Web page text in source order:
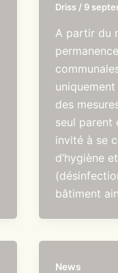
Driss / 9
A partir du
des
seul parent
invité à se
d’hygiène
bâtiment
News